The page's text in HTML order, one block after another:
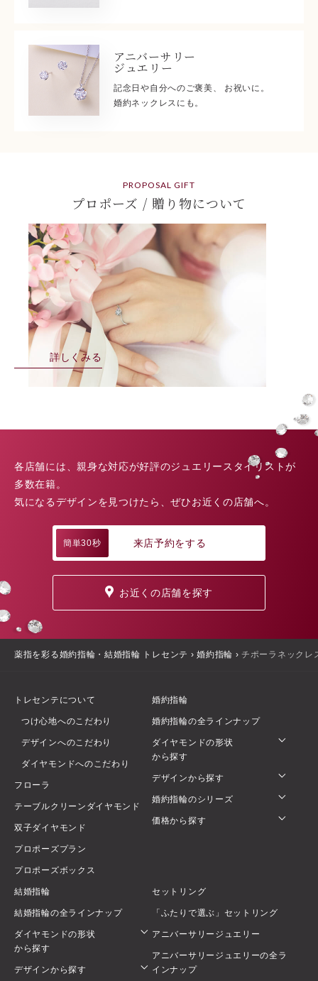
アニバーサリー
ジュエリー
記念日や自分へのご褒美、 お祝いに。
婚約ネックレスにも。
PROPOSAL GIFT
プロポーズ / 贈り物について
詳しくみる
各店舗には、親身な対応が好評のジュエリースタイリストが
多数在籍。
気になるデザインを見つけたら、ぜひお近くの店舗へ。
簡単30秒 来店予約をする
お近くの店舗を探す
薬指を彩る婚約指輪・結婚指輪 トレセンテ ›婚約指輪 ›チポーラネックレ
トレセンテについて
つけ心地へのこだわり
デザインへのこだわり
ダイヤモンドへのこだわり
フローラ
テーブルクリーンダイヤモンド
双子ダイヤモンド
プロポーズプラン
プロポーズボックス
婚約指輪
婚約指輪の全ラインナップ
ダイヤモンドの形状
から探す
デザインから探す
婚約指輪のシリーズ
価格から探す
結婚指輪
結婚指輪の全ラインナップ
ダイヤモンドの形状
から探す
デザインから探す
セットリング
「ふたりで選ぶ」セットリング
アニバーサリージュエリー
アニバーサリージュエリーの全ラ
インナップ